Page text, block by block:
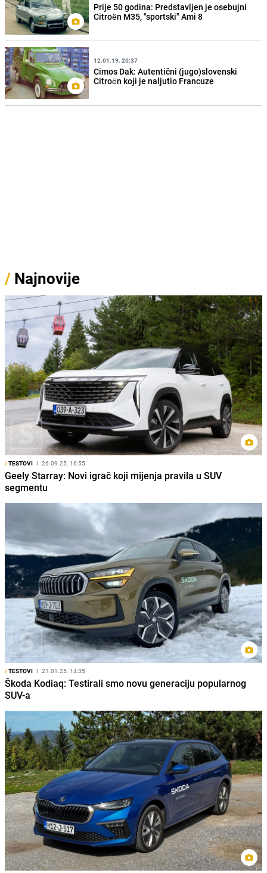
Prije 50 godina: Predstavljen je osebujni
Citroën M35, "sportski" Ami 8
12.01.19. 20:37
Cimos Dak: Autentični (jugo)slovenski
Citroën koji je naljutio Francuze
/ Najnovije
/TESTOVI I 26.09.25. 16:55
Geely Starray: Novi igrač koji mijenja pravila u SUV
segmentu
/TESTOVI I 21.01.25. 14:35
Škoda Kodiaq: Testirali smo novu generaciju popularnog
SUV-a